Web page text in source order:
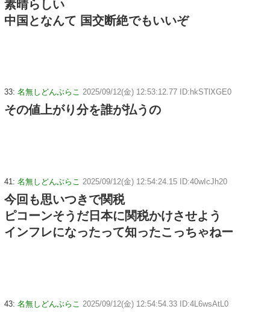
素晴らしい
中国となんて 国交断絶でもいいぞ
33: 名無しどんぶらこ 2025/09/12(金) 12:53:12.77 ID:hkSTlXGE0
その値上がり分を誰が払うの
41: 名無しどんぶらこ 2025/09/12(金) 12:54:24.15 ID:40wIcJh20
今回も思いつきで関税
ピコーンそうだ日本に関税かけさせよう
インフレになったって知ったこっちゃねー
43: 名無しどんぶらこ 2025/09/12(金) 12:54:54.33 ID:4L6wsAtL0